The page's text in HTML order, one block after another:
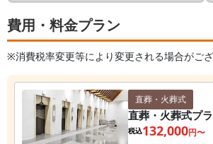
費用・料金プラン
※消費税率変更等により変更される場合がござ
直葬・火葬式
直葬・火葬式プ
税込132,000円〜